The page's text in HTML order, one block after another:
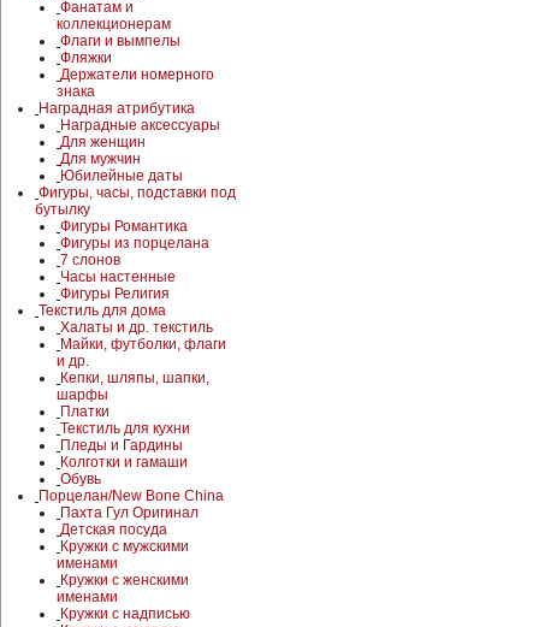
Фанатам и
коллекционерам
Флаги и вымпелы
Фляжки
Держатели номерного
знака
Наградная атрибутика
Наградные аксессуары
Для женщин
Для мужчин
Юбилейные даты
Фигуры, часы, подставки под
бутылку
Фигуры Романтика
Фигуры из порцелана
7 слонов
Часы настенные
Фигуры Религия
Текстиль для дома
Халаты и др. текстиль
Майки, футболки, флаги
и др.
Кепки, шляпы, шапки,
шарфы
Платки
Текстиль для кухни
Пледы и Гардины
Колготки и гамаши
Обувь
Порцелан/New Bone China
Пахта Гул Оригинал
Детская посуда
Кружки с мужскими
именами
Кружки с женскими
именами
Кружки с надписью